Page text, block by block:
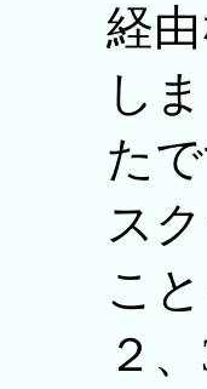
経
し
た
ス
こ
２